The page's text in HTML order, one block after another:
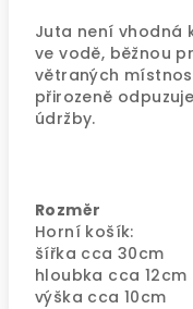
Juta není vhodná
ve vodě, běžnou
větraných
přirozeně
údržby.
Rozměr
Horní košík:
šířka cca 30cm
hloubka cca 12cm
výška cca 10cm